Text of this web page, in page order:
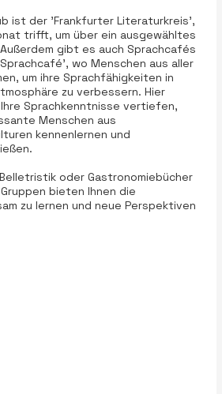
ist der 'Frankfurter Literaturkreis',
trifft, um über ein ausgewähltes
gibt es auch Sprachcafés
wo Menschen aus aller
um ihre Sprachfähigkeiten in
zu verbessern. Hier
Sprachkenntnisse vertiefen,
Menschen aus
kennenlernen und
oder Gastronomiebücher
bieten Ihnen die
zu lernen und neue Perspektiven